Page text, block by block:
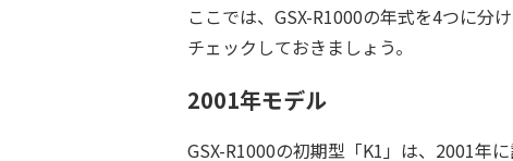
ここでは、GSX-R1000の年式を4つに分
チェックしておきましょう。
2001年モデル
GSX-R1000の初期型「K1」は、2001年